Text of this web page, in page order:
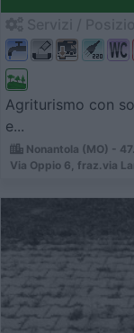
Agriturismo con
e...
Nonantola (MO) -
Via Oppio 6, fraz.via